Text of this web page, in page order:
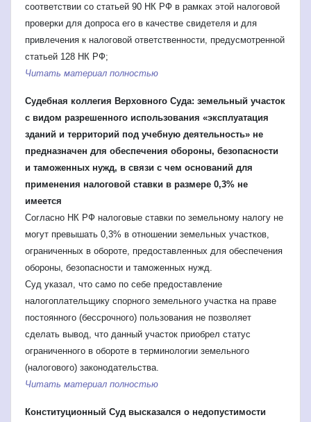
соответствии со статьей 90 НК РФ в рамках этой налоговой
проверки для допроса его в качестве свидетеля и для
привлечения к налоговой ответственности, предусмотренной
статьей 128 НК РФ;
Читать материал полностью
Судебная коллегия Верховного Суда: земельный участок
с видом разрешенного использования «эксплуатация
зданий и территорий под учебную деятельность» не
предназначен для обеспечения обороны, безопасности
и таможенных нужд, в связи с чем оснований для
применения налоговой ставки в размере 0,3% не
имеется
Согласно НК РФ налоговые ставки по земельному налогу не
могут превышать 0,3% в отношении земельных участков,
ограниченных в обороте, предоставленных для обеспечения
обороны, безопасности и таможенных нужд.
Суд указал, что само по себе предоставление
налогоплательщику спорного земельного участка на праве
постоянного (бессрочного) пользования не позволяет
сделать вывод, что данный участок приобрел статус
ограниченного в обороте в терминологии земельного
(налогового) законодательства.
Читать материал полностью
Конституционный Суд высказался о недопустимости